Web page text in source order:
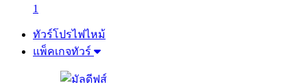
1
ทัวร์โปรไฟไหม้
แพ็คเกจทัวร์